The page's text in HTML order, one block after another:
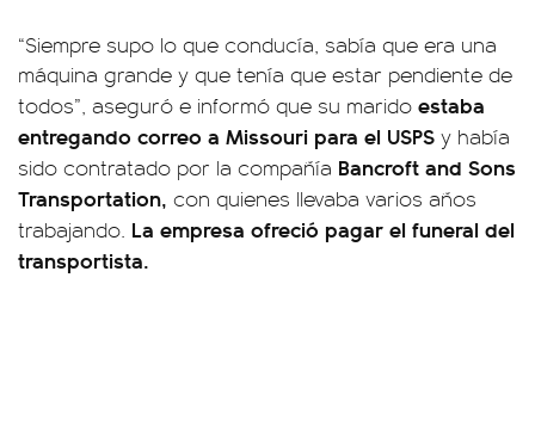
“Siempre supo lo que conducía, sabía que era una
máquina grande y que tenía que estar pendiente de
todos”, aseguró e informó que su marido estaba
entregando correo a Missouri para el USPS y había
sido contratado por la compañía Bancroft and Sons
Transportation, con quienes llevaba varios años
trabajando. La empresa ofreció pagar el funeral del
transportista.